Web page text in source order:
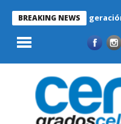
BREAKING NEWS
Refrigeración